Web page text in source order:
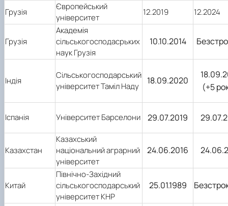
Грузія
Європейський
університет
12.2019 12.2024
Грузія
Академія
сільськогосподасрьких
наук Грузія
10.10.2014
Індія
Сільськогосподарський
університет Таміл Наду
18.09.2020
(+5
Іспанія Університет Барселони 29.07.2019
Казахстан
Казахський
національний аграрний
університет
24.06.2016
Китай
Північно-Західний
сільськогосподарський
університет КНР
25.01.1989